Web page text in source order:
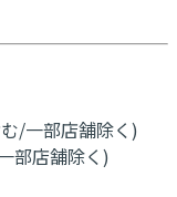
/一部店舗除く)
部店舗除く)